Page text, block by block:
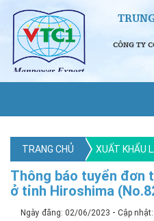
CÔNG TY
TRANG CHỦ XUẤT KHẨU
Thông báo tuyển đơn
ở tỉnh Hiroshima
Ngày đăng: 02/06/2023 - Cập